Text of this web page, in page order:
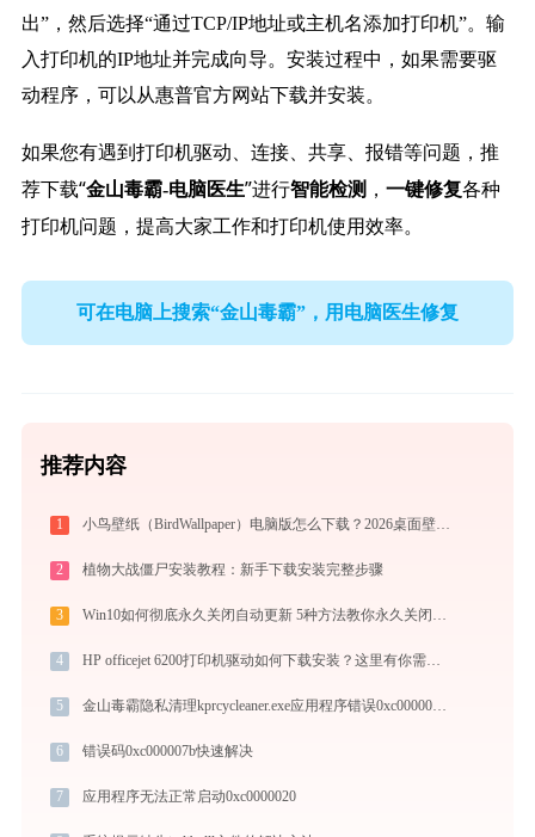
出”，然后选择“通过TCP/IP地址或主机名添加打印机”。输
入打印机的IP地址并完成向导。安装过程中，如果需要驱
动程序，可以从惠普官方网站下载并安装。
如果您有遇到打印机驱动、连接、共享、报错等问题，推
荐下载“金山毒霸-电脑医生”进行智能检测， 一键修复各种
打印机问题，提高大家工作和打印机使用效率。
可在电脑上搜索“金山毒霸”，用电脑医生修复
推荐内容
1 小鸟壁纸（BirdWallpaper）电脑版怎么下载？2026桌面壁纸美化神器指南
2 植物大战僵尸安装教程：新手下载安装完整步骤
3 Win10如何彻底永久关闭自动更新 5种方法教你永久关闭win10自动更新
4 HP officejet 6200打印机驱动如何下载安装？这里有你需要的所有信息
5 金山毒霸隐私清理kprcycleaner.exe应用程序错误0xc0000017解决方法
6 错误码0xc000007b快速解决
7 应用程序无法正常启动0xc0000020